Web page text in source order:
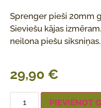
Sprenger pieši 20mm
Sieviešu kājas
neilona piešu siksniņas.
29,90 €
PIEVIENOT